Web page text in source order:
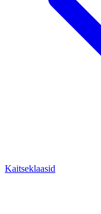
Kaitseklaasid